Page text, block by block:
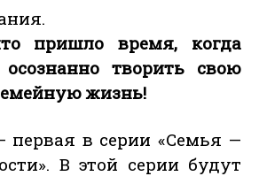
пришло время, когда
творить свою
жизнь!
первая в серии «Семья —
В этой серии будут